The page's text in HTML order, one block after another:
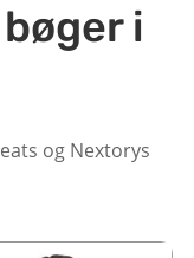
i
og Nextorys